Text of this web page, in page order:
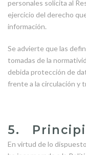
personales solicita al
ejercicio del derecho
información.
Se advierte que las
tomadas de la
debida protección de
frente a la circulación y
5.
En virtud de lo